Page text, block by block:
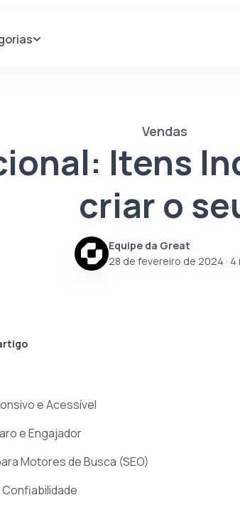
Vendas
Itens
criar o
Equipe da Great
28 de fevereiro de 2024 ·
e Acessível
e Engajador
Motores de Busca (SEO)